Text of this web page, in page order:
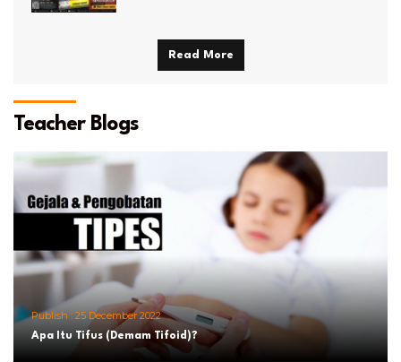
Read More
Teacher Blogs
Publish : 25 December 2022
Apa Itu Tifus (Demam Tifoid)?